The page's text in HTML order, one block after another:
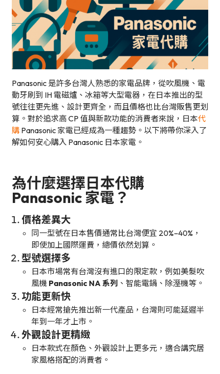
Panasonic 是許多台灣人熟悉的家電品牌，從吹風機、電
動牙刷到 IH 電磁爐、冰箱等大型電器，在日本推出的型
號往往更先進、設計更齊全，而且價格也比台灣販售更划
算。對於追求高 CP 值與新款功能的消費者來說，日本代
購 Panasonic 家電已經成為一種趨勢。以下將帶你深入了
解如何安心購入 Panasonic 日本家電。
為什麼選擇日本代購
Panasonic 家電？
價格差異大
同一型號在日本售價通常比台灣便宜 20%–40%，
即使加上國際運費，總價依然划算。
型號選擇多
日本市場常有台灣沒有進口的限定款，例如美髮吹
風機 Panasonic NA 系列 、智能電鍋、除溼機等。
功能更新快
日本經常搶先推出新一代產品，台灣則可能延遲半
年到一年才上市。
外觀設計更精緻
日本款式在顏色、外觀設計上更多元，適合講究居
家風格搭配的消費者。